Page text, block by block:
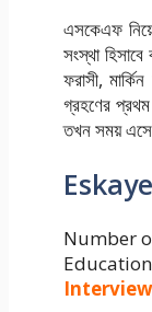
এসকেএফ
সংস্থা
ফরাসী,
গ্রহণের
তখন সময়
Number